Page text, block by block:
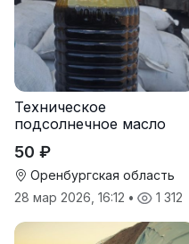
Техническое
подсолнечное масло
50 ₽
Оренбургская область
28 мар 2026, 16:12 • 1 312